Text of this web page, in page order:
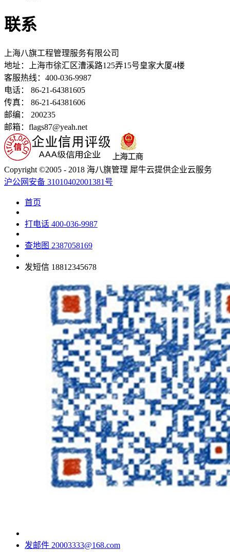
联系
上海八旗工程管理服务有限公司
地址：
上海市徐汇区漕溪路125弄15号皇家大厦4楼
客服热线：400-036-9987
电话： 86-21-64381605
传真： 86-21-64381606
邮编： 200235
邮箱：flags87@yeah.net
Copyright ©2005 - 2018 海八旗管理 犀牛云提供企业云服务
沪公网安备 31010402001381号
首页
打电话 400-036-9987
查地图 2387058169
发短信 18812345678
发邮件 20003333@168.com